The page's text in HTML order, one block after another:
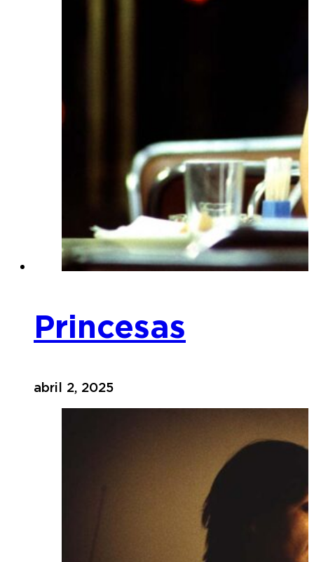
Princesas
abril 2, 2025